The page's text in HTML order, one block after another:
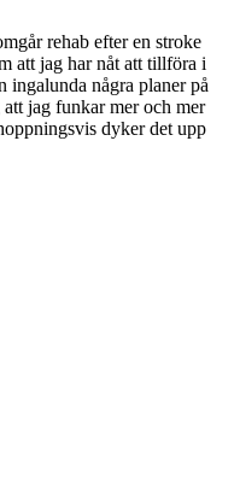
rehab efter en stroke
att jag har nåt att tillföra i
ingalunda några planer på
jag funkar mer och mer
dyker det upp